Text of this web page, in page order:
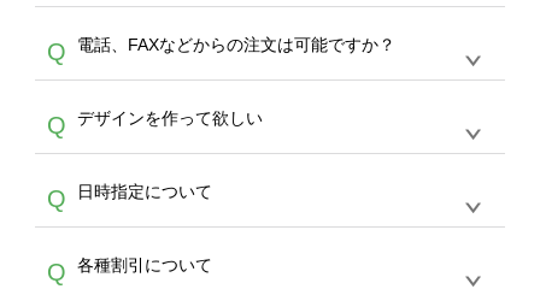
デザインの作成から決済まで完了できます。
30枚以上やシルク印刷など、大口注文の場合
は、サポートが担当するエコバッグコンシェル
やタンブラーコンシェルをご利用ください。製
作する数量が多ければ多いほど、オンデマンド
サービスよりも低価格で製作することが可能で
す。
A
ドできるデータ形式は、JPG / PNG / AI / PSD /
PDF 形式になります。データの最大サイズ
写真などもアップロード可能です。使用できな
い画像はエラーになります。（※ Illustratorか
らの直接入稿には対応していません。AIで保存
し、デザインツールからアップロードして下さ
い）
Q 電話、FAXなどからの注文は可能ですか？
A
文のみ受け付けております。30個以上のご製
作をお考えの方は、サポートが担当するエコバ
スをご利用頂ければ、電話やFAX、メールなど
でご注文が可能です。
Q デザインを作って欲しい
A
を作って欲しい。などの場合は、製作数量が
30個以上であれば、サポート担当が、デザイ
バッグコンシェル
サー
Q 日時指定について
A
ん。発送後18時以降に配送業者・伝票番号を
Q 各種割引について